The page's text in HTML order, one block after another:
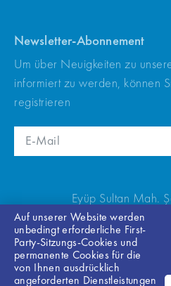
Newsletter-Abonnement
Um über Neuigkeiten zu
informiert zu werden, können
registrieren
Eyüp Sultan Mah.
No:69 Sancaktepe/
+90(216)
Auf unserer Website werden
unbedingt erforderliche First-
Party-Sitzungs-Cookies und
permanente Cookies für die
von Ihnen ausdrücklich
angeforderten Dienstleistungen